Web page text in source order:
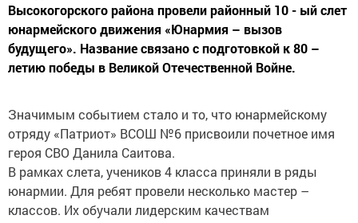
Высокогорского района провели районный 10 - ый слет
юнармейского движения «Юнармия – вызов
будущего». Название связано с подготовкой к 80 –
летию победы в Великой Отечественной Войне.
Значимым событием стало и то, что юнармейскому
отряду «Патриот» ВСОШ №6 присвоили почетное имя
героя СВО Данила Саитова.
В рамках слета, учеников 4 класса приняли в ряды
юнармии. Для ребят провели несколько мастер –
классов. Их обучали лидерским качествам